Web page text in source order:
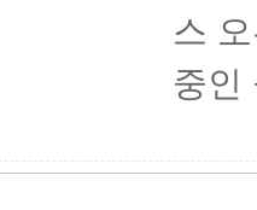
스
중인